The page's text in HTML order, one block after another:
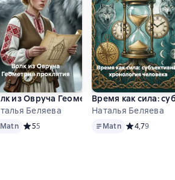
медитации с животными-
5 оценок
из Овруча Геометрия проклятия
Беляева
Matn Средний рейтинг 5 на основе 5 оценок
55
Время как сила:
Наталья Беляева
MatnMatn Средний
4,79